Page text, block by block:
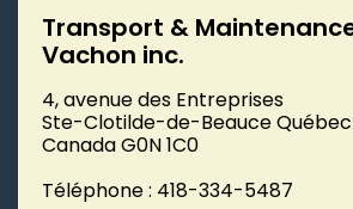
Transport &
Vachon inc.
4, avenue des Entreprises
Ste-Clotilde-de-Beauce Québec
Canada G0N 1C0
Téléphone : 418-334-5487